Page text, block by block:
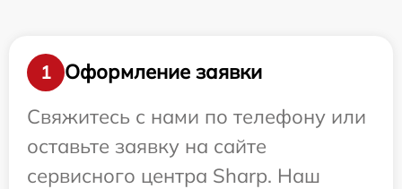
1
Оформление заявки
Свяжитесь с нами по телефону или
оставьте заявку на сайте
сервисного центра Sharp. Наш